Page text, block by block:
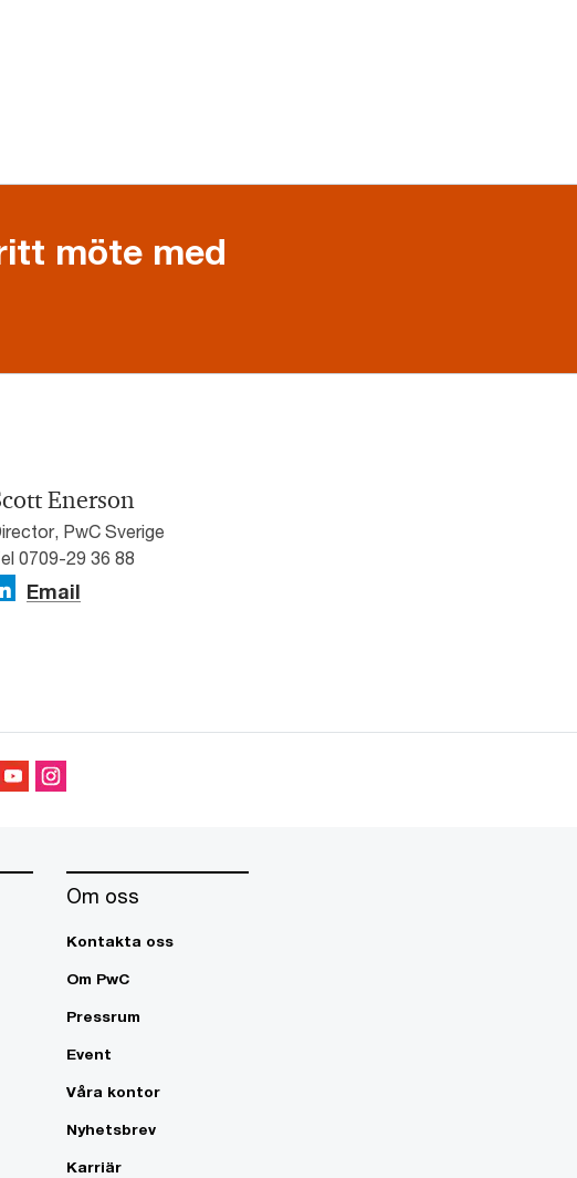
möte med
Enerson
PwC Sverige
0709-29 36 88
Email
Om oss
Kontakta oss
Om PwC
Pressrum
Event
Våra kontor
Nyhetsbrev
Karriär